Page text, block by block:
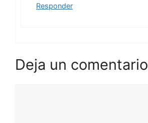
Responder
Deja un comentario